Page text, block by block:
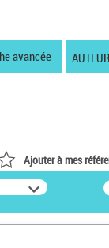
avancée
Ajouter à mes